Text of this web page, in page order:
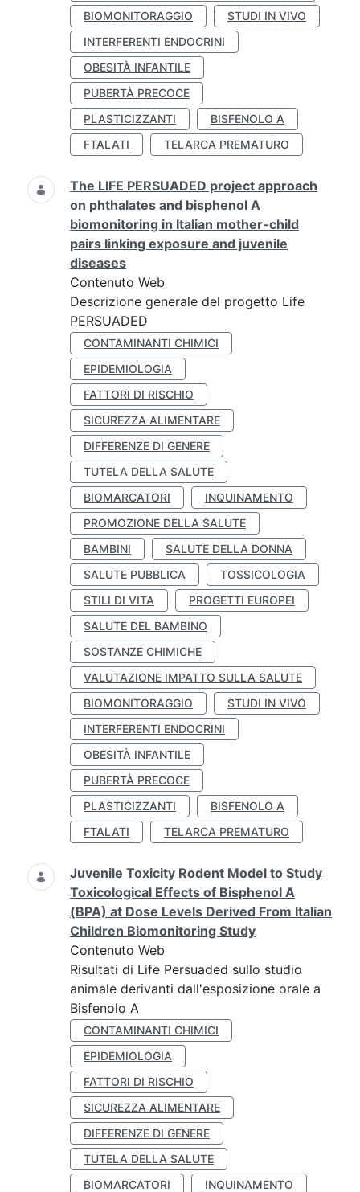
BIOMONITORAGGIO
STUDI IN VIVO
INTERFERENTI ENDOCRINI
OBESITÀ INFANTILE
PUBERTÀ PRECOCE
PLASTICIZZANTI
BISFENOLO A
FTALATI
TELARCA PREMATURO
The LIFE PERSUADED project approach
on phthalates and bisphenol A
biomonitoring in Italian mother-child
pairs linking exposure and juvenile
diseases
Contenuto Web
Descrizione generale del progetto Life
PERSUADED
CONTAMINANTI CHIMICI
EPIDEMIOLOGIA
FATTORI DI RISCHIO
SICUREZZA ALIMENTARE
DIFFERENZE DI GENERE
TUTELA DELLA SALUTE
BIOMARCATORI
INQUINAMENTO
PROMOZIONE DELLA SALUTE
BAMBINI
SALUTE DELLA DONNA
SALUTE PUBBLICA
TOSSICOLOGIA
STILI DI VITA
PROGETTI EUROPEI
SALUTE DEL BAMBINO
SOSTANZE CHIMICHE
VALUTAZIONE IMPATTO SULLA SALUTE
BIOMONITORAGGIO
STUDI IN VIVO
INTERFERENTI ENDOCRINI
OBESITÀ INFANTILE
PUBERTÀ PRECOCE
PLASTICIZZANTI
BISFENOLO A
FTALATI
TELARCA PREMATURO
Juvenile Toxicity Rodent Model to Study
Toxicological Effects of Bisphenol A
(BPA) at Dose Levels Derived From Italian
Children Biomonitoring Study
Contenuto Web
Risultati di Life Persuaded sullo studio
animale derivanti dall'esposizione orale a
Bisfenolo A
CONTAMINANTI CHIMICI
EPIDEMIOLOGIA
FATTORI DI RISCHIO
SICUREZZA ALIMENTARE
DIFFERENZE DI GENERE
TUTELA DELLA SALUTE
BIOMARCATORI
INQUINAMENTO